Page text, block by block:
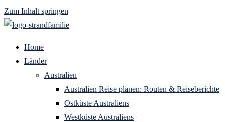
Zum Inhalt springen
Home
Länder
Australien
Australien Reise planen: Routen & Reiseberichte
Ostküste Australiens
Westküste Australiens